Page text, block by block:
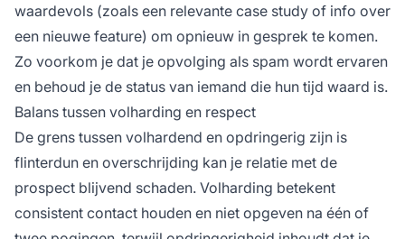
waardevols (zoals een relevante case study of info over
een nieuwe feature) om opnieuw in gesprek te komen.
Zo voorkom je dat je opvolging als spam wordt ervaren
en behoud je de status van iemand die hun tijd waard is.
Balans tussen volharding en respect
De grens tussen volhardend en opdringerig zijn is
flinterdun en overschrijding kan je relatie met de
prospect blijvend schaden. Volharding betekent
consistent contact houden en niet opgeven na één of